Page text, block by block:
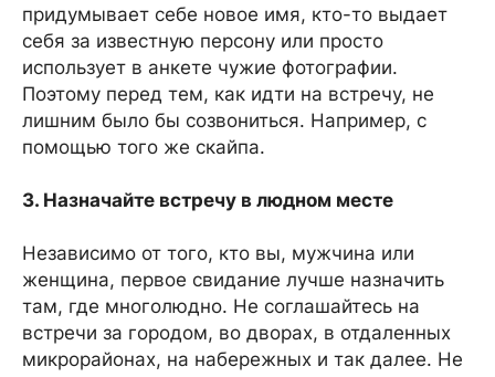
придумывает себе новое имя, кто-то выдает
себя за известную персону или просто
использует в анкете чужие фотографии.
Поэтому перед тем, как идти на встречу, не
лишним было бы созвониться. Например, с
помощью того же скайпа.
3. Назначайте встречу в людном месте
Независимо от того, кто вы, мужчина или
женщина, первое свидание лучше назначить
там, где многолюдно. Не соглашайтесь на
встречи за городом, во дворах, в отдаленных
микрорайонах, на набережных и так далее. Не